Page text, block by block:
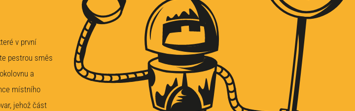
v první
pestrou směs
a
místního
jehož část